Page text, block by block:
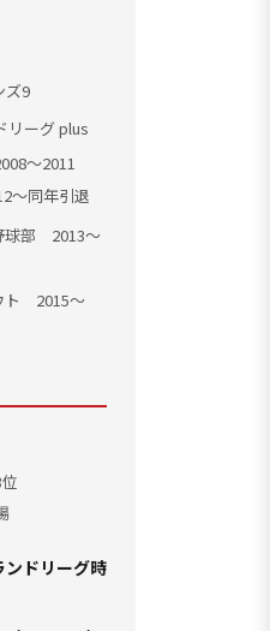
ズ9
リーグ plus
〜2011
〜同年引退
球部 2013〜
ト 2015〜
ンドリーグ時